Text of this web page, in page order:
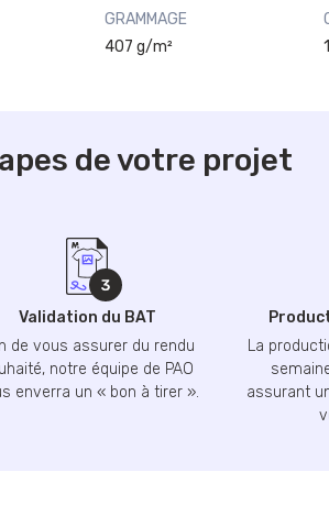
GRAMMAGE
407 g/m²
de votre projet
Validation du BAT
de vous assurer du rendu
notre équipe de PAO
enverra un « bon à tirer ».
La
assurant